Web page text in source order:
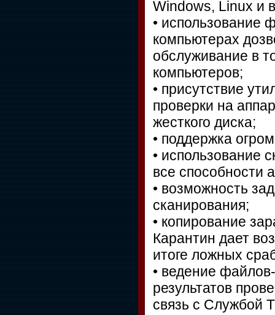
Windows, Linux и
• использование
компьютерах
обслуживание в
компьютеров;
• присутствие
проверки на
жесткого диска;
• поддержка
• использование
все способности
• возможность
сканирования;
• копирование
Карантин дает
итоге ложных
• ведение
результатов
связь с Службой